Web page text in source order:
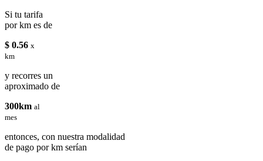
Si tu tarifa
por km es de
$ 0.56 x
km
y recorres un
aproximado de
300km al
mes
entonces, con nuestra modalidad
de pago por km serían